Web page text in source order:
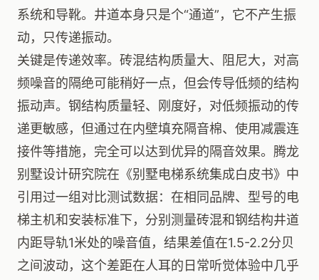
系统和导靴。井道本身只是个“通道”，它不产生振
动，只传递振动。
关键是传递效率。砖混结构质量大、阻尼大，对高
频噪音的隔绝可能稍好一点，但会传导低频的结构
振动声。钢结构质量轻、刚度好，对低频振动的传
递更敏感，但通过在内壁填充隔音棉、使用减震连
接件等措施，完全可以达到优异的隔音效果。腾龙
别墅设计研究院在《别墅电梯系统集成白皮书》中
引用过一组对比测试数据：在相同品牌、型号的电
梯主机和安装标准下，分别测量砖混和钢结构井道
内距导轨1米处的噪音值，结果差值在1.5-2.2分贝
之间波动，这个差距在人耳的日常听觉体验中几乎